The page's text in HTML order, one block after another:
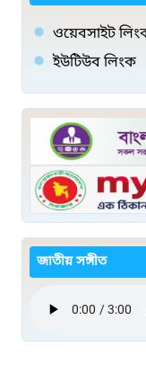
ওয়েবসাইট
ইউটিউব লিংক
জাতীয় সঙ্গীত